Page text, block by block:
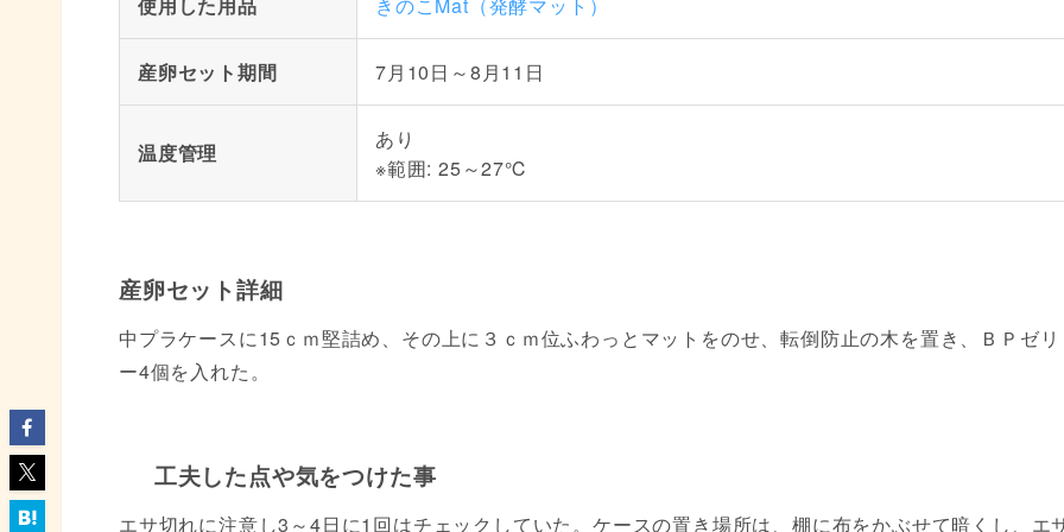
産卵セット期間 7月10日～8月11日
温度管理
あり
※範囲: 25～27℃
産卵セット詳細
中プラケースに15ｃｍ堅詰め、その上に３ｃｍ位ふわっとマットをのせ、転倒防止の木を置き、ＢＰゼリ
ー4個を入れた。
工夫した点や気をつけた事
エサ切れに注意し3～4日に1回はチェックしていた。ケースの置き場所は、棚に布をかぶせて暗くし、エ